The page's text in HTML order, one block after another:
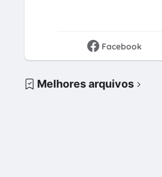
Facebook
Melhores arquivos